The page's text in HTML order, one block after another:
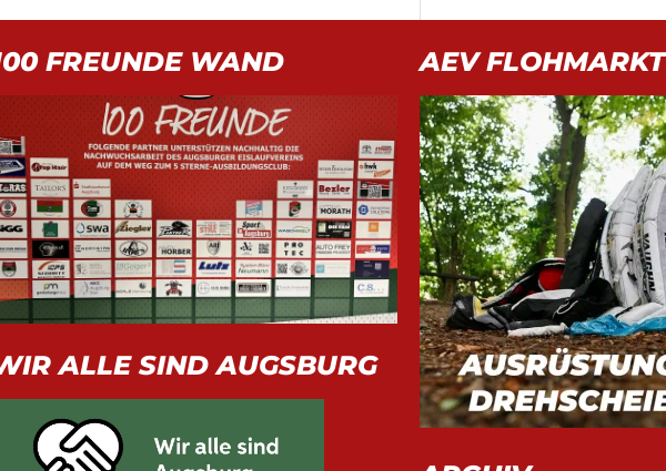
FREUNDE WAND
ALLE SIND AUGSBURG
AEV FLOHMARKT